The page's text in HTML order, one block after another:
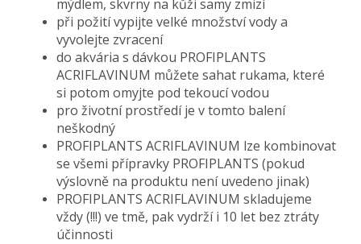
mýdlem, skvrny na kůži samy zmizí
při požití vypijte velké množství vody a
vyvolejte zvracení
do akvária s dávkou PROFIPLANTS
ACRIFLAVINUM můžete sahat rukama, které
si potom omyjte pod tekoucí vodou
pro životní prostředí je v tomto balení
neškodný
PROFIPLANTS ACRIFLAVINUM lze kombinovat
se všemi přípravky PROFIPLANTS (pokud
výslovně na produktu není uvedeno jinak)
PROFIPLANTS ACRIFLAVINUM skladujeme
vždy (!!!) ve tmě, pak vydrží i 10 let bez ztráty
účinnosti